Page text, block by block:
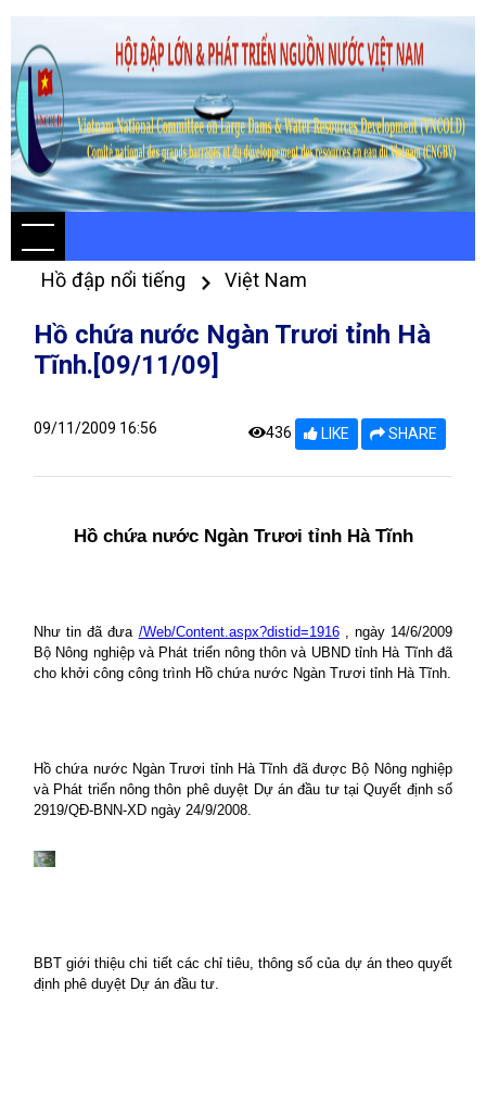
Hồ đập nổi tiếng Việt Nam
Hồ chứa nước Ngàn Trươi tỉnh Hà
Tĩnh.[09/11/09]
09/11/2009 16:56 436 LIKE SHARE
Hồ chứa nước Ngàn Trươi tỉnh Hà Tĩnh
Như tin đã đưa /Web/Content.aspx?distid=1916, ngày 14/6/2009
Bộ Nông nghiệp và Phát triển nông thôn và UBND tỉnh Hà Tĩnh đã
cho khởi công công trình Hồ chứa nước Ngàn Trươi tỉnh Hà Tĩnh.
Hồ chứa nước Ngàn Trươi tỉnh Hà Tĩnh đã được Bộ Nông nghiệp
và Phát triển nông thôn phê duyệt Dự án đầu tư tại Quyết định số
2919/QĐ-BNN-XD ngày 24/9/2008.
BBT giới thiệu chi tiết các chỉ tiêu, thông số của dự án theo quyết
định phê duyệt Dự án đầu tư.